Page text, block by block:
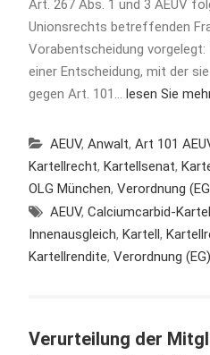
Art. 267 Abs. 1 und 3 AEUV
Unionsrechts betreffenden
Vorabentscheidung
einer Entscheidung, mit der
gegen Art. 101… lesen Sie
AEUV, Anwalt, Art 101
Kartellrecht, Kartellsenat,
OLG München, Verordnung
AEUV, Calciumcarbid-
Innenausgleich, Kartell,
Kartellrendite, Verordnung
Verurteilung der